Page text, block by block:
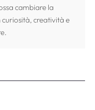
cambiare la
creatività e